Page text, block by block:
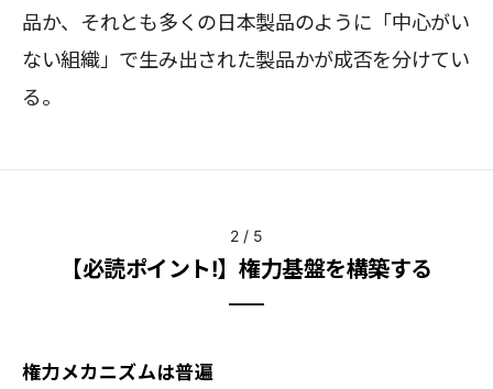
品か、それとも多くの日本製品のように「中心がい
ない組織」で生み出された製品かが成否を分けてい
る。
2 / 5
【必読ポイント!】権力基盤を構築する
権力メカニズムは普遍